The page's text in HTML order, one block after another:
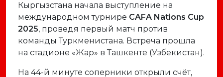
Кыргызстана начала выступление на
международном турнире CAFA Nations Cup
2025, проведя первый матч против
команды Туркменистана. Встреча прошла
на стадионе «Жар» в Ташкенте (Узбекистан).
На 44-й минуте соперники открыли счёт,